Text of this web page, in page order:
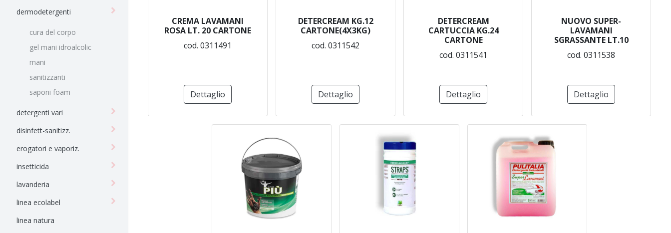
dermodetergenti
cura del corpo
gel mani idroalcolic
mani
sanitizzanti
saponi foam
detergenti vari
disinfett-sanitizz.
erogatori e vaporiz.
insetticida
lavanderia
linea ecolabel
linea natura
CREMA LAVAMANI
ROSA LT. 20 CARTONE
cod. 0311491
Dettaglio
DETERCREAM KG.12
CARTONE(4X3KG)
cod. 0311542
Dettaglio
DETERCREAM
CARTUCCIA KG.24
CARTONE
cod. 0311541
Dettaglio
NUOVO SUPER-
LAVAMANI
SGRASSANTE LT.10
cod. 0311538
Dettaglio